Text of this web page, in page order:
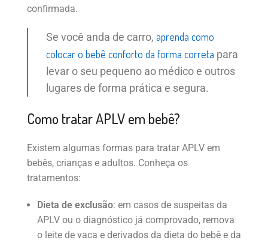
confirmada.
Se você anda de carro, aprenda como
colocar o bebê conforto da forma correta para
levar o seu pequeno ao médico e outros
lugares de forma prática e segura.
Como tratar APLV em bebê?
Existem algumas formas para tratar APLV em
bebês, crianças e adultos. Conheça os
tratamentos:
Dieta de exclusão: em casos de suspeitas da
APLV ou o diagnóstico já comprovado, remova
o leite de vaca e derivados da dieta do bebê e da